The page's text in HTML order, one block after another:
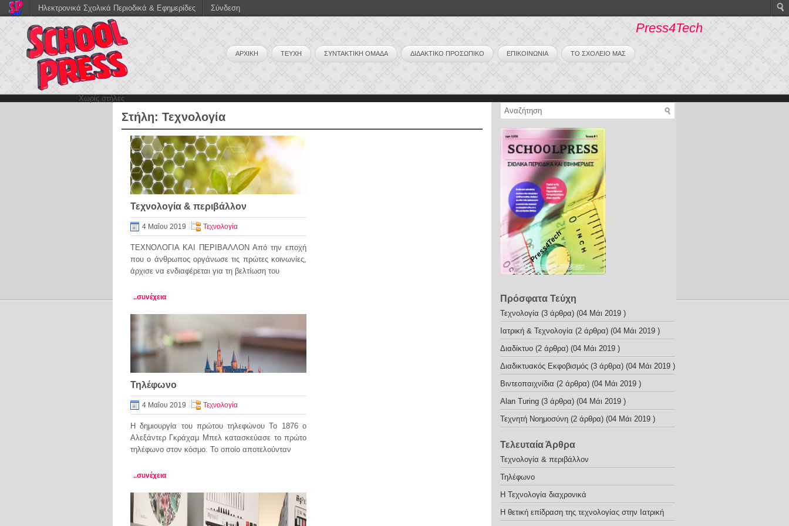
Press4Tech
ΑΡΧΙΚΗ ΤΕΥΧΗ ΣΥΝΤΑΚΤΙΚΗ ΟΜΑΔΑ ΔΙΔΑΚΤΙΚΟ ΠΡΟΣΩΠΙΚΟ ΕΠΙΚΟΙΝΩΝΙΑ ΤΟ ΣΧΟΛΕΙΟ ΜΑΣ
Χωρίς στήλες
Στήλη: Τεχνολογία
Τεχνολογία & περιβάλλον
4 Μαΐου 2019 Τεχνολογία
ΤΕΧΝΟΛΟΓΙΑ ΚΑΙ ΠΕΡΙΒΑΛΛΟΝ Από την εποχή
που ο άνθρωπος οργάνωσε τις πρώτες κοινωνίες,
άρχισε να ενδιαφέρεται για τη βελτίωση του
..συνέχεια
Τηλέφωνο
4 Μαΐου 2019 Τεχνολογία
Η δημιουργία του πρώτου τηλεφώνου Το 1876 ο
Αλεξάντερ Γκράχαμ Μπελ κατασκεύασε το πρώτο
τηλέφωνο στον κόσμο. Το οποίο αποτελούνταν
..συνέχεια
Press4Tech
Πρόσφατα Τεύχη
Τεχνολογία (3 άρθρα) (04 Μάι 2019 )
Ιατρική & Τεχνολογία (2 άρθρα) (04 Μάι 2019 )
Διαδίκτυο (2 άρθρα) (04 Μάι 2019 )
Διαδικτυακός Εκφοβισμός (3 άρθρα) (04 Μάι 2019 )
Bιντεοπαιχνίδια (2 άρθρα) (04 Μάι 2019 )
Alan Turing (3 άρθρα) (04 Μάι 2019 )
Τεχνητή Νοημοσύνη (2 άρθρα) (04 Μάι 2019 )
Τελευταία Άρθρα
Τεχνολογία & περιβάλλον
Τηλέφωνο
Η Τεχνολογία διαχρονικά
Η θετική επίδραση της τεχνολογίας στην Ιατρική
Ηλεκτρονικά Σχολικά Περιοδικά & Εφημερίδες Σύνδεση